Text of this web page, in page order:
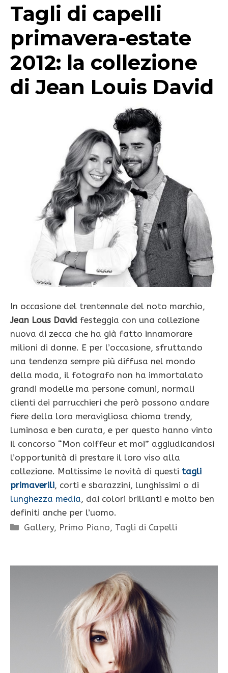
Tagli di capelli
primavera-estate
2012: la collezione
di Jean Louis David
In occasione del trentennale del noto marchio,
Jean Lous David festeggia con una collezione
nuova di zecca che ha già fatto innamorare
milioni di donne. E per l’occasione, sfruttando
una tendenza sempre più diffusa nel mondo
della moda, il fotografo non ha immortalato
grandi modelle ma persone comuni, normali
clienti dei parrucchieri che però possono andare
fiere della loro meravigliosa chioma trendy,
luminosa e ben curata, e per questo hanno vinto
il concorso “Mon coiffeur et moi” aggiudicandosi
l’opportunità di prestare il loro viso alla
collezione. Moltissime le novità di questi tagli
primaverili, corti e sbarazzini, lunghissimi o di
lunghezza media, dai colori brillanti e molto ben
definiti anche per l’uomo.
Categorie
Gallery, Primo Piano, Tagli di Capelli